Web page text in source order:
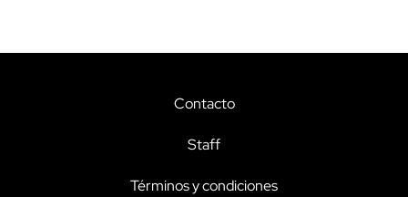
Contacto
Staff
Términos y condiciones